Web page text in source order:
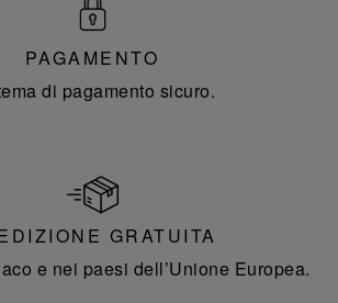
PAGAMENTO
di pagamento sicuro.
GRATUITA
e nei paesi dell’Unione Europea.